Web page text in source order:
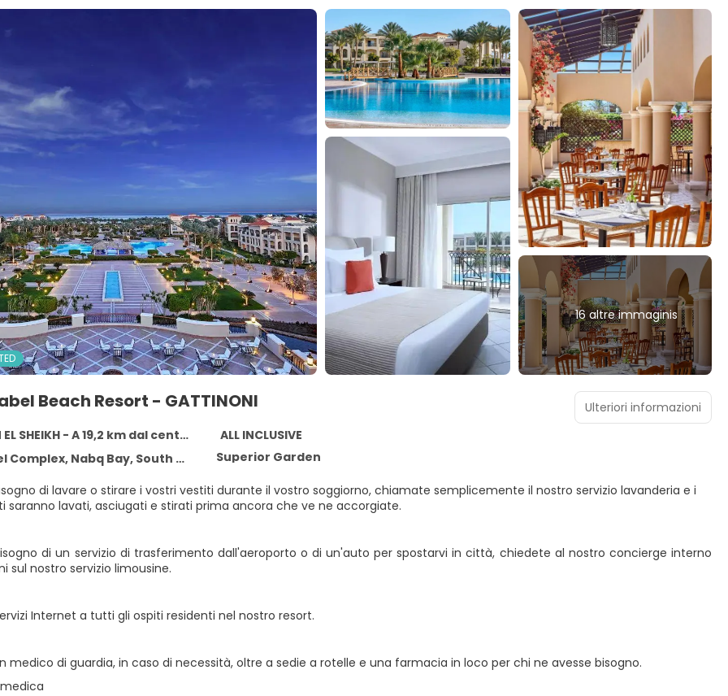
16 altre immaginis
Beach Resort - GATTINONI
EL SHEIKH - A 19,2 km dal centro
ALL INCLUSIVE
Nabq Bay, South Sinai, , SHARM EL SHEIKH
Superior Garden
medico di guardia, in caso di necessità, oltre a sedie a rotelle e una farmacia in loco per chi ne avesse bisogno.
Internet a tutti gli ospiti residenti nel nostro resort.
di un servizio di trasferimento dall'aeroporto o di un'auto per spostarvi in città, chiedete al nostro concierge interno
sul nostro servizio limousine.
di lavare o stirare i vostri vestiti durante il vostro soggiorno, chiamate semplicemente il nostro servizio lavanderia e i
saranno lavati, asciugati e stirati prima ancora che ve ne accorgiate.
Ulteriori informazioni